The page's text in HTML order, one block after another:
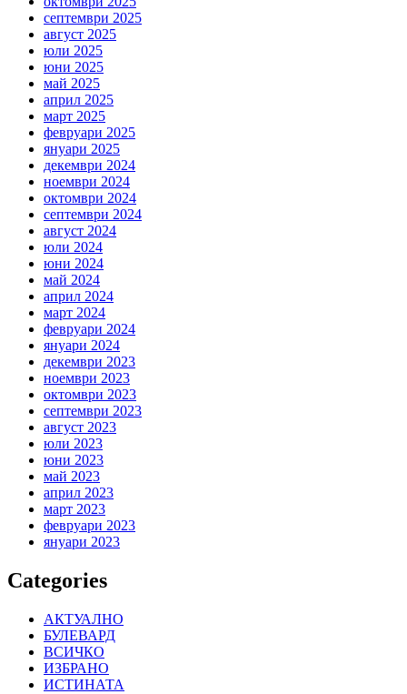
септември 2025
август 2025
юли 2025
юни 2025
май 2025
април 2025
март 2025
февруари 2025
януари 2025
декември 2024
ноември 2024
октомври 2024
септември 2024
август 2024
юли 2024
юни 2024
май 2024
април 2024
март 2024
февруари 2024
януари 2024
декември 2023
ноември 2023
октомври 2023
септември 2023
август 2023
юли 2023
юни 2023
май 2023
април 2023
март 2023
февруари 2023
януари 2023
Categories
АКТУАЛНО
БУЛЕВАРД
ВСИЧКО
ИЗБРАНО
ИСТИНАТА